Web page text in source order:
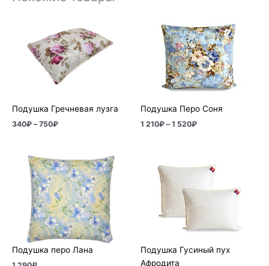
Подушка Гречневая лузга
340₽ – 750₽
340₽
–
750₽
Подушка Перо Соня
1 210₽ – 1 520₽
цен:
1
210₽
–
1
520₽
Подушка перо Лана
Подушка Гусиный пух
Афродита